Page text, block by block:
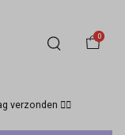
0
verzonden 🏃‍♀️